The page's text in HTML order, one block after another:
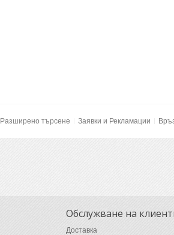
Разширено търсене Заявки и Рекламации
Обслужване на
Доставка